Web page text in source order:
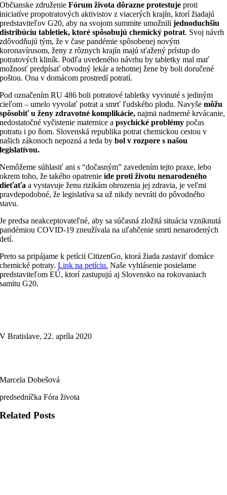
Občianske združenie Fórum života dôrazne protestuje proti
iniciatíve propotratových aktivistov z viacerých krajín, ktorí žiadajú
predstaviteľov G20, aby na svojom summite umožnilijednoduchšiu
distribúciu tabletiek, ktoré spôsobujú chemický potrat. Svoj návrh
zdôvodňujú tým, že v čase pandémie spôsobenej novým
koronavírusom, ženy z rôznych krajín majú sťažený prístup do
potratových kliník. Podľa uvedeného návrhu by tabletky mal mať
možnosť predpísať obvodný lekár a tehotnej žene by boli doručené
poštou. Ona v domácom prostredí potratí.
Pod označením RU 486 boli potratové tabletky vyvinuté s jediným
cieľom – umelo vyvolať potrat a smrť ľudského plodu. Navyšemôžu
spôsobiť u ženy zdravotné komplikácie, najmä nadmerné krvácanie,
nedostatočné vyčistenie maternice apsychické problémy počas
potratu i po ňom. Slovenská republika potrat chemickou cestou v
našich zákonoch nepozná a teda bybol v rozpore s našou
legislatívou.
Nemôžeme súhlasiť ani s “dočasným” zavedením tejto praxe, lebo
okrem toho, že takého opatrenieide proti životu nenarodeného
dieťaťa a vystavuje ženu rizikám ohrozenia jej zdravia, je veľmi
pravdepodobné, že legislatíva sa už nikdy nevráti do pôvodného
stavu.
Je predsa neakceptovateľné, aby sa súčasná zložitá situácia vzniknutá
pandémiou COVID-19 zneužívala na uľahčenie smrti nenarodených
detí.
Preto sa pripájame k petícii CitizenGo, ktorá žiada zastaviť domáce
chemické potraty.Link na petíciu. Naše vyhlásenie posielame
predstaviteľom EÚ, ktorí zastupujú aj Slovensko na rokovaniach
samitu G20.
V Bratislave, 22. apríla 2020
Marcela Dobešová
predsedníčka Fóra života
Related Posts